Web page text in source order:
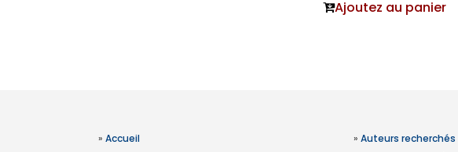
Ajoutez au panier
» Accueil
» Auteurs recherchés